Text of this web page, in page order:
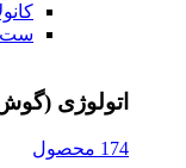
اتولوژی
174 محصول